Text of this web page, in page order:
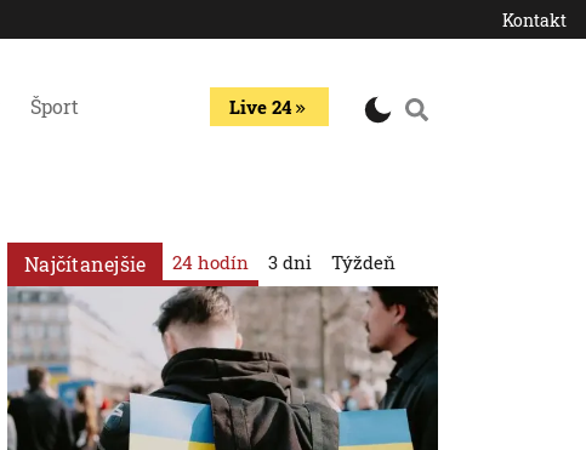
Kontakt
Šport Live 24
Najčítanejšie 24 hodín 3 dni Týždeň